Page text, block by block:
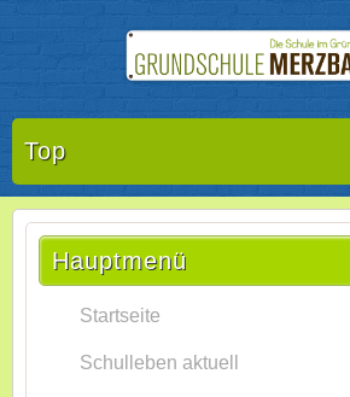
Top
Hauptmenü
Startseite
Schulleben aktuell